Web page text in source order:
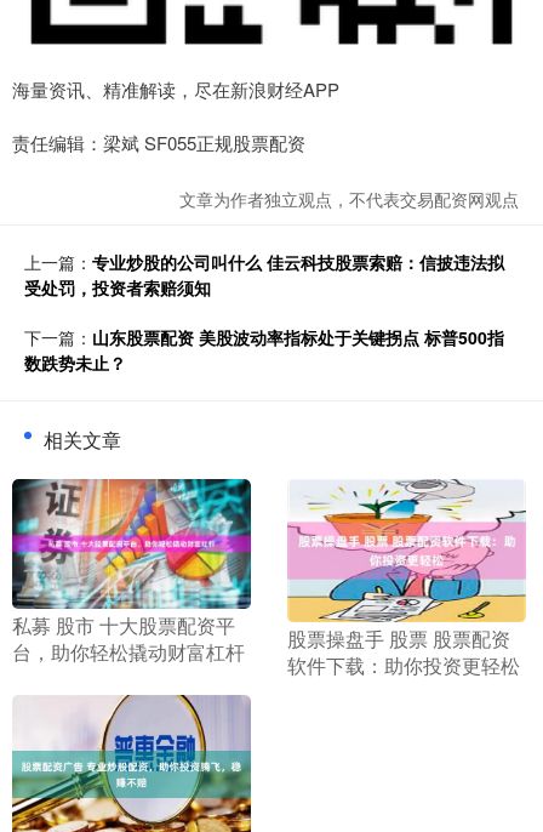
海量资讯、精准解读，尽在新浪财经APP
责任编辑：梁斌 SF055正规股票配资
文章为作者独立观点，不代表交易配资网观点
上一篇： 专业炒股的公司叫什么 佳云科技股票索赔：信披违法拟
受处罚，投资者索赔须知
下一篇： 山东股票配资 美股波动率指标处于关键拐点 标普500指
数跌势未止？
相关文章
​私募 股市 十大股票配资平
台，助你轻松撬动财富杠杆
​股票操盘手 股票 股票配资
软件下载：助你投资更轻松